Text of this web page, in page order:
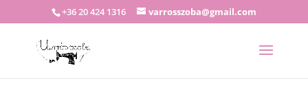
+36 20 424 1316 varrosszoba@gmail.com